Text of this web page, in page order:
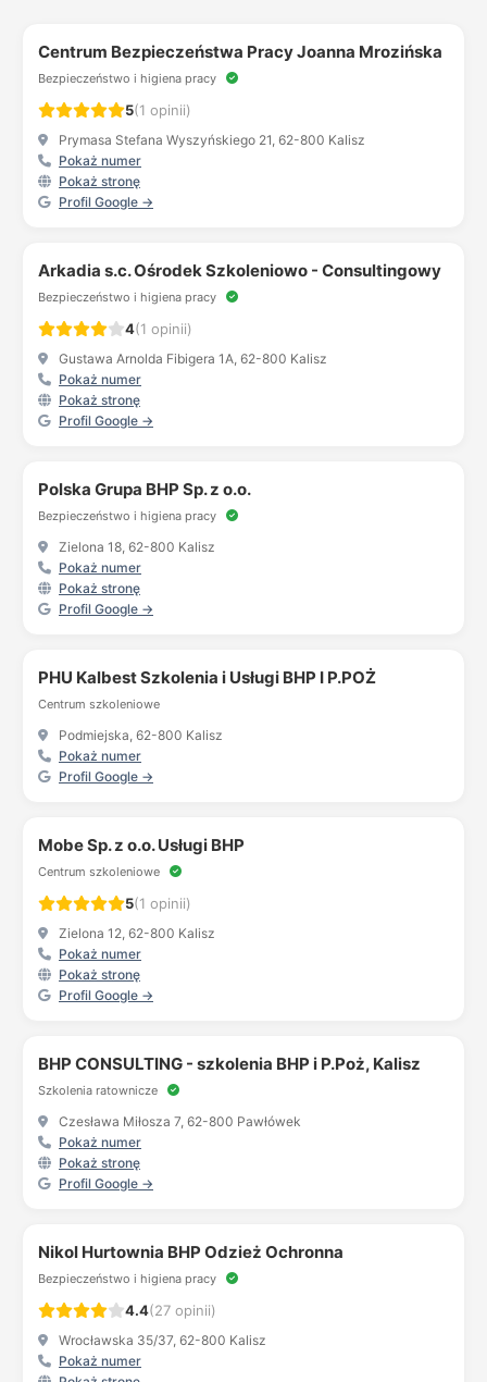
Centrum Bezpieczeństwa Pracy Joanna Mrozińska
Bezpieczeństwo i higiena pracy
5(1 opinii)
Prymasa Stefana Wyszyńskiego 21, 62-800 Kalisz
Pokaż numer
Pokaż stronę
Profil Google →
Arkadia s.c. Ośrodek Szkoleniowo - Consultingowy
Bezpieczeństwo i higiena pracy
4(1 opinii)
Gustawa Arnolda Fibigera 1A, 62-800 Kalisz
Pokaż numer
Pokaż stronę
Profil Google →
Polska Grupa BHP Sp. z o.o.
Bezpieczeństwo i higiena pracy
Zielona 18, 62-800 Kalisz
Pokaż numer
Pokaż stronę
Profil Google →
PHU Kalbest Szkolenia i Usługi BHP I P.POŻ
Centrum szkoleniowe
Podmiejska, 62-800 Kalisz
Pokaż numer
Profil Google →
Mobe Sp. z o.o. Usługi BHP
Centrum szkoleniowe
5(1 opinii)
Zielona 12, 62-800 Kalisz
Pokaż numer
Pokaż stronę
Profil Google →
BHP CONSULTING - szkolenia BHP i P.Poż, Kalisz
Szkolenia ratownicze
Czesława Miłosza 7, 62-800 Pawłówek
Pokaż numer
Pokaż stronę
Profil Google →
Nikol Hurtownia BHP Odzież Ochronna
Bezpieczeństwo i higiena pracy
4.4(27 opinii)
Wrocławska 35/37, 62-800 Kalisz
Pokaż numer